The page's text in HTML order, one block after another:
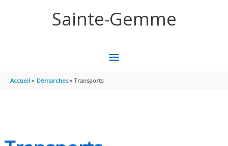
Sainte-Gemme
MENU
Accueil Démarches Transports